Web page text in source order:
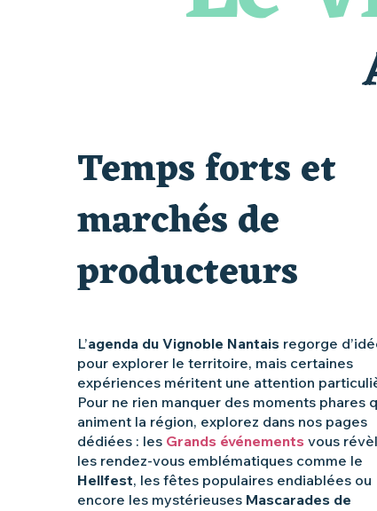
« Veduta, les palais oubliés d'Italie » Thomas Jorion
Atelier Cyanotype en lien avec l'exposition Veduta -
Balade semi nocturne en canoë-kayak
Temps forts et
marchés de
producteurs
L’agenda du Vignoble Nantais regorge
pour explorer le territoire, mais certaines
expériences méritent une attention
Pour ne rien manquer des moments phares
animent la région, explorez dans nos pages
dédiées : les Grands événements vous
les rendez-vous emblématiques comme le
Hellfest, les fêtes populaires endiablées ou
encore les mystérieuses Mascarades de